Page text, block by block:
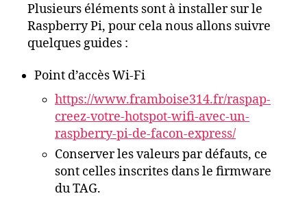
Plusieurs éléments sont à installer sur le
Raspberry Pi, pour cela nous allons suivre
quelques guides :
Point d’accès Wi-Fi
https://www.framboise314.fr/raspap-
creez-votre-hotspot-wifi-avec-un-
raspberry-pi-de-facon-express/
Conserver les valeurs par défauts, ce
sont celles inscrites dans le firmware
du TAG.